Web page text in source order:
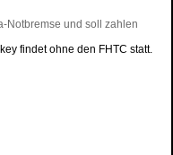
findet ohne den FHTC statt.